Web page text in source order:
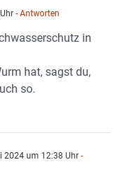
- Antworten
in
hat, sagst du,
so.
2024 um 12:38 Uhr -